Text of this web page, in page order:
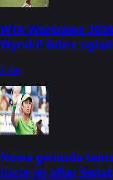
WTA Warszawa
Wyniki! Gdzie
8 sie
Nowa gwiazda
liście jej ofiar